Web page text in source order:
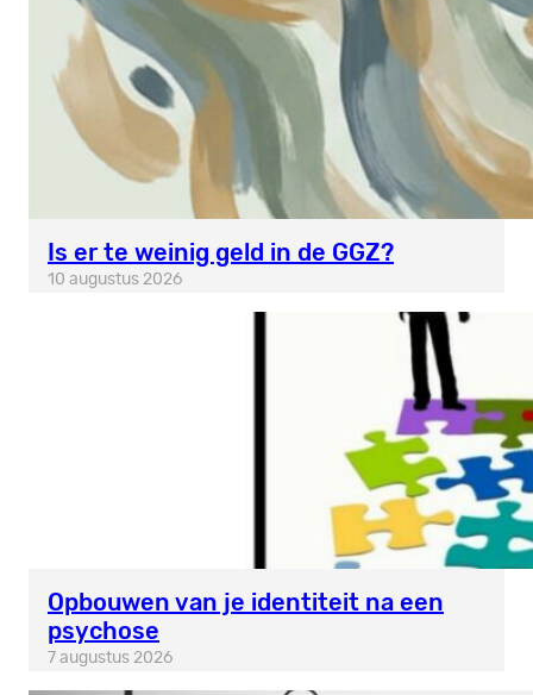
Is er te weinig geld in de GGZ?
10 augustus 2026
Opbouwen van je identiteit na een
psychose
7 augustus 2026